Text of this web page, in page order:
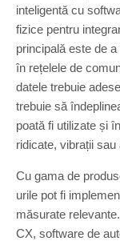
inteligentă cu
fizice pentru
principală este de
în rețelele de
datele trebuie
trebuie să
poată fi utilizate și
ridicate, vibrații
Cu gama de
urile pot fi
măsurate
CX, software de